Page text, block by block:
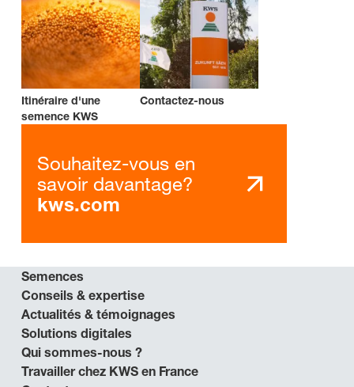
Itinéraire d'une
semence KWS
Contactez-nous
Souhaitez-vous en
savoir davantage?
kws.com
Semences
Conseils & expertise
Actualités & témoignages
Solutions digitales
Qui sommes-nous ?
Travailler chez KWS en France